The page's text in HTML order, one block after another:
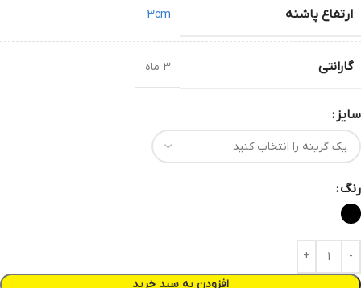
ارتفاع پاشنه 3cm
گارانتی 3 ماه
سایز
رنگ
افزودن به سبد خرید